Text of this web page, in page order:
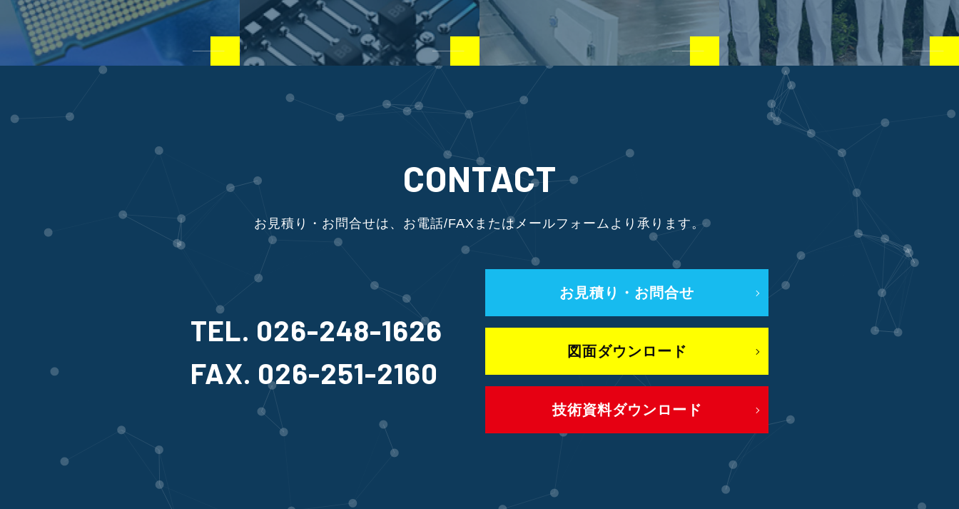
CONTACT
お見積り・お問合せは、お電話/FAXまたはメールフォームより承ります。
TEL. 026-248-1626
FAX. 026-251-2160
お見積り・お問合せ
図面ダウンロード
技術資料ダウンロード